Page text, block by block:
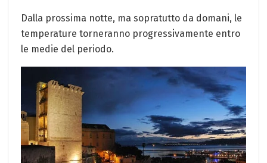
Dalla prossima notte, ma sopratutto da domani, le
temperature torneranno progressivamente entro
le medie del periodo.